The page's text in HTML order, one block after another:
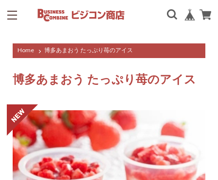
Home 博多あまおう たっぷり苺のアイス
博多あまおう たっぷり苺のアイス